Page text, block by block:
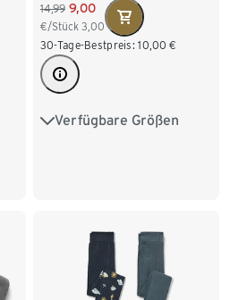
14,99 9,00
€/Stück 3,00
30-Tage-Bestpreis: 10,00 €
Verfügbare Größen
86/92 98/104